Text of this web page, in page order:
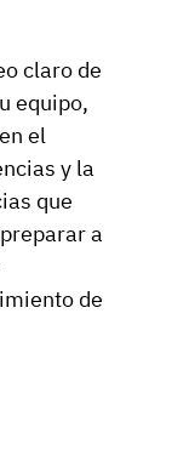
claro de
equipo,
el
y la
que
a
de